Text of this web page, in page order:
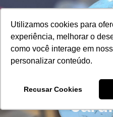
Utilizamos cookies para
experiência, melhorar o
como você interage em
personalizar conteúdo.
Recusar Cookies
O